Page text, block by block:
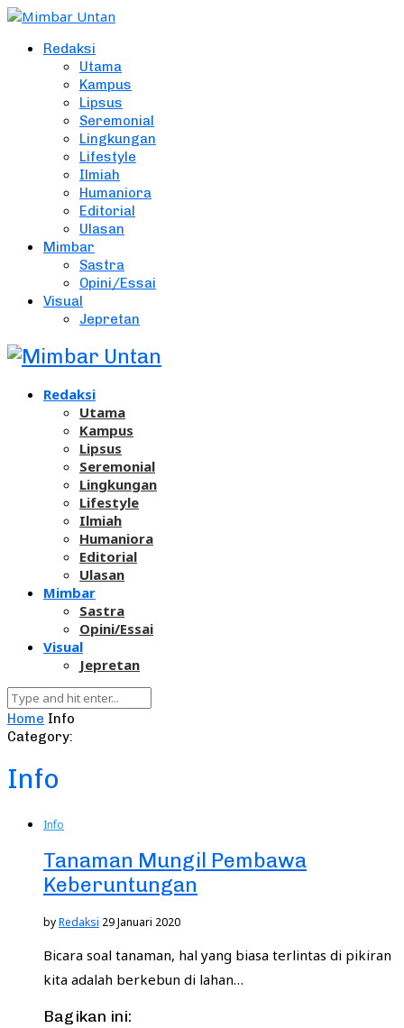
Redaksi
Utama
Kampus
Lipsus
Seremonial
Lingkungan
Lifestyle
Ilmiah
Humaniora
Editorial
Ulasan
Mimbar
Sastra
Opini/Essai
Visual
Jepretan
Redaksi
Utama
Kampus
Lipsus
Seremonial
Lingkungan
Lifestyle
Ilmiah
Humaniora
Editorial
Ulasan
Mimbar
Sastra
Opini/Essai
Visual
Jepretan
Home Info
Category:
Info
Info
Tanaman Mungil Pembawa
Keberuntungan
byRedaksi 29 Januari 2020
Bicara soal tanaman, hal yang biasa terlintas di pikiran
kita adalah berkebun di lahan…
Bagikan ini: